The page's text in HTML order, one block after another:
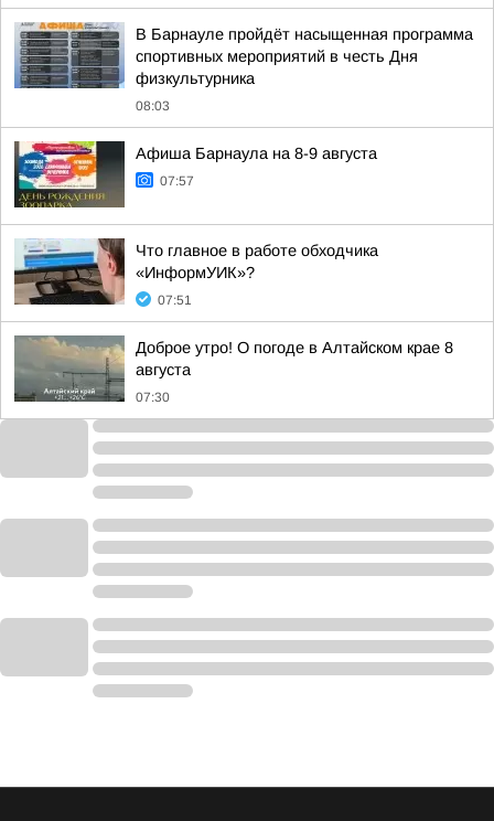
В Барнауле пройдёт насыщенная программа
спортивных мероприятий в честь Дня
физкультурника
08:03
Афиша Барнаула на 8-9 августа
07:57
Что главное в работе обходчика
«ИнформУИК»?
07:51
Доброе утро! О погоде в Алтайском крае 8
августа
07:30